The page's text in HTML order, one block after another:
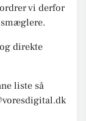
vi derfor
direkte
liste så